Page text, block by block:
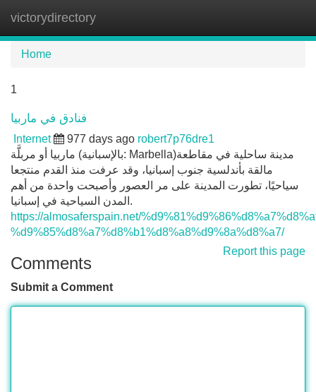
victorydirectory
Home
1
فنادق في ماربيا
Internet 977 days ago robert7p76dre1
ماربيا أو مربلَّة (بالإسبانية: Marbella)‏ مدينة ساحلية في مقاطعة
مالقة بأندلسية جنوب إسبانيا، وقد عرفت منذ القدم منتجعا
سياحيًا، تطورت المدينة على مر العصور وأصبحت واحدة من أهم
المدن السياحية في إسبانيا.
https://almosaferspain.net/
%d9%85%d8%a7%d8%b1%d8%a8%d9%8a%d8%a7/
Report this page
Comments
Submit a Comment